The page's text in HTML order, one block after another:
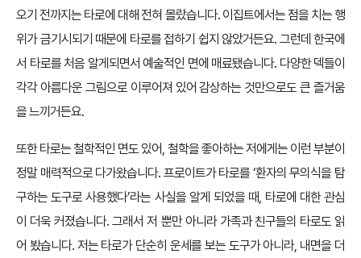
오기 전까지는 타로에 대해 전혀 몰랐습니다. 이집트에서는 점을 치는 행
위가 금기시되기 때문에 타로를 접하기 쉽지 않았거든요. 그런데 한국에
서 타로를 처음 알게되면서 예술적인 면에 매료됐습니다. 다양한 덱들이
각각 아름다운 그림으로 이루어져 있어 감상하는 것만으로도 큰 즐거움
을 느끼거든요.
또한 타로는 철학적인 면도 있어, 철학을 좋아하는 저에게는 이런 부분이
정말 매력적으로 다가왔습니다. 프로이트가 타로를 ‘환자의 무의식을 탐
구하는 도구로 사용했다’라는 사실을 알게 되었을 때, 타로에 대한 관심
이 더욱 커졌습니다. 그래서 저 뿐만 아니라 가족과 친구들의 타로도 읽
어 봤습니다. 저는 타로가 단순히 운세를 보는 도구가 아니라, 내면을 더